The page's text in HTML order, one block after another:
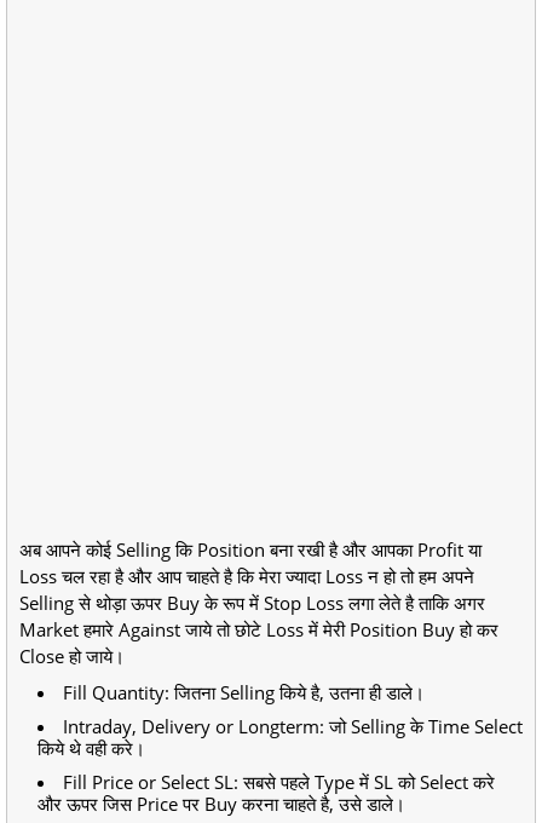
अब आपने कोई Selling कि Position बना रखी है और आपका Profit या
Loss चल रहा है और आप चाहते है कि मेरा ज्यादा Loss न हो तो हम अपने
Selling से थोड़ा ऊपर Buy के रूप में Stop Loss लगा लेते है ताकि अगर
Market हमारे Against जाये तो छोटे Loss में मेरी Position Buy हो कर
Close हो जाये।
Fill Quantity: जितना Selling किये है, उतना ही डाले।
Intraday, Delivery or Longterm: जो Selling के Time Select
किये थे वही करे।
Fill Price or Select SL: सबसे पहले Type में SL को Select करे
और ऊपर जिस Price पर Buy करना चाहते है, उसे डाले।